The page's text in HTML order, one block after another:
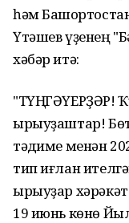
һәм
Үтәшев үҙенең
хәбәр итә:
"ТҮҢГӘҮЕРҘӘР!
ырыуҙаштар!
тәҡдиме менән
тип иғлан
ырыуҙар
19 июнь көнө